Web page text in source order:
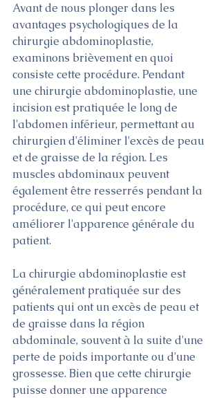
Avant de nous plonger dans les
avantages psychologiques de la
chirurgie abdominoplastie,
examinons brièvement en quoi
consiste cette procédure. Pendant
une chirurgie abdominoplastie, une
incision est pratiquée le long de
l'abdomen inférieur, permettant au
chirurgien d'éliminer l'excès de peau
et de graisse de la région. Les
muscles abdominaux peuvent
également être resserrés pendant la
procédure, ce qui peut encore
améliorer l'apparence générale du
patient.
La chirurgie abdominoplastie est
généralement pratiquée sur des
patients qui ont un excès de peau et
de graisse dans la région
abdominale, souvent à la suite d'une
perte de poids importante ou d'une
grossesse. Bien que cette chirurgie
puisse donner une apparence